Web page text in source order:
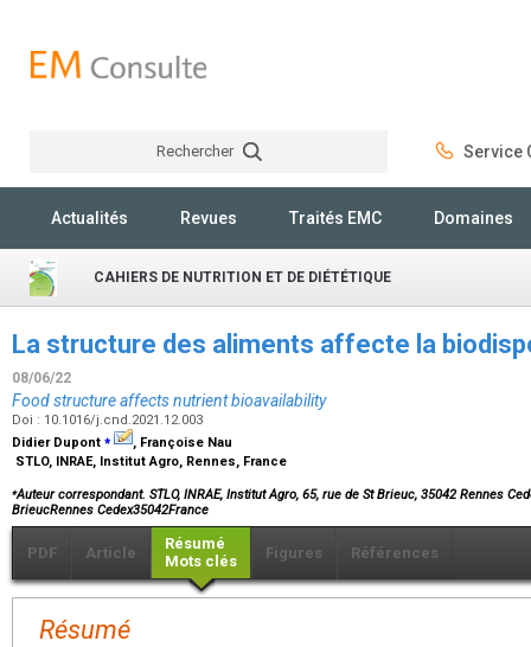
Rechercher Service
Actualités Revues Traités EMC Domaines
CAHIERS DE NUTRITION ET DE DIÉTÉTIQUE
La structure des aliments affecte la
08/06/22
Food structure affects nutrient bioavailability
Doi : 10.1016/j.cnd.2021.12.003
Didier Dupont ⁎
, Françoise Nau
STLO, INRAE, Institut Agro, Rennes, France
⁎Auteur correspondant. STLO, INRAE, Institut Agro, 65, rue de St Brieuc, 35042 Rennes
BrieucRennes Cedex35042France
PDF Article
Résumé
Mots clés
Figures Références
Résumé